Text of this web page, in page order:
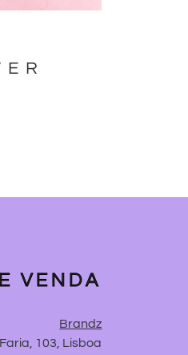
VENDA
Brandz
103, Lisboa